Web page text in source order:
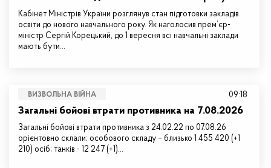
Кабінет Міністрів України розглянув стан підготовки закладів
освіти до нового навчального року. Як наголосив прем’єр-
міністр Сергій Корецький, до 1 вересня всі навчальні заклади
мають бути…
ВИЗВОЛЬНА ВІЙНА
Загальні бойові втрати противника на 7.08.2026
Загальні бойові втрати противника з 24.02.22 по 07.08.26
орієнтовно склали: особового складу – близько 1 455 420 (+1
210) осіб; танків - 12 247 (+1)…
09:18